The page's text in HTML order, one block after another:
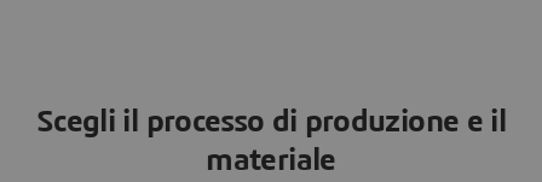
Scegli il processo di produzione e il
materiale